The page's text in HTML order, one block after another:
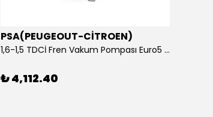
PSA(PEUGEOUT-CİTROEN)
1,6-1,5 TDCİ Fren Vakum Pompası Euro5 2013-2018 | ORİJİNAL
₺ 4,112.40